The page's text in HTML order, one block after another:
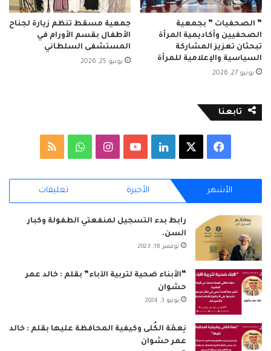
” الصحفيات ” بجمعية
الصحفيين وأكاديمية المرأة
تبحثان تعزيز المشاركة
السياسية والإعلامية للمرأة
يونيو 27, 2026
جمعية مسقط تنظم زيارة لجناح
الأطفال بقسم الأورام في
المستشفى السلطاني
يونيو 25, 2026
تابعنا
فيسبوك لينكدإن‫YouTubeانستقرامواتسابملخص
RSS الأشهر الأخيرة تعليقات
رابط بدء التسجيل لمنفعتي الطفولة وكبار
السن.
نوفمبر 18, 2023
“الأبناء ضحية لتربية الآباء” بقلم : خالد عمر
حشوان
يونيو 3, 2024
نِعمَة الكُلى وكيفية المحافظة عليها بقلم : خالد
عمر حشوان